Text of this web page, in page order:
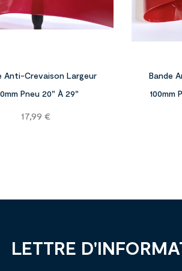
Anti-Crevaison Largeur
Pneu 20" À 29"
Prix
17,99 €
Bande
100mm
LETTRE